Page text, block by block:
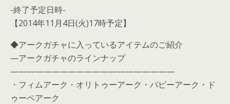
-終了予定日時-
【2014年11月4日(火)17時予定】
◆アークガチャに入っているアイテムのご紹介
—アークガチャのラインナップ
————————————————————
・フィムアーク・オリトゥーアーク・パピーアーク・ド
ゥーペアーク